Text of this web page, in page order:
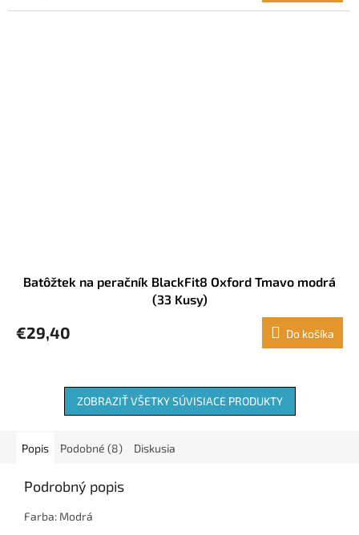
Batôžtek na peračník BlackFit8 Oxford Tmavo modrá
(33 Kusy)
€29,40 Do košíka
ZOBRAZIŤ VŠETKY SÚVISIACE PRODUKTY
Popis Podobné (8) Diskusia
Podrobný popis
Farba: Modrá